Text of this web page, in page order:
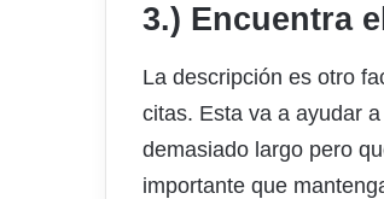
3.) Encuentra
La descripción es otro
citas. Esta va a ayudar
demasiado largo pero
importante que